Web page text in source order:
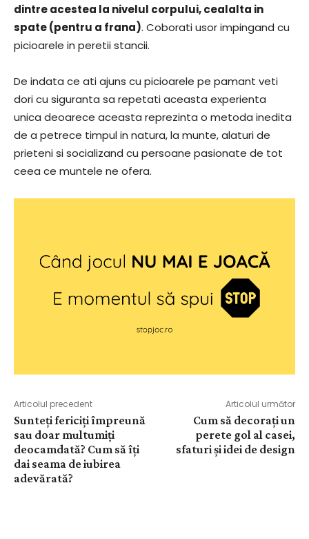
dintre acestea la nivelul corpului, cealalta in
spate (pentru a frana). Coborati usor impingand cu
picioarele in peretii stancii.
De indata ce ati ajuns cu picioarele pe pamant veti
dori cu siguranta sa repetati aceasta experienta
unica deoarece aceasta reprezinta o metoda inedita
de a petrece timpul in natura, la munte, alaturi de
prieteni si socializand cu persoane pasionate de tot
ceea ce muntele ne ofera.
Articolul precedent
Sunteți fericiți împreună
sau doar multumiți
deocamdată? Cum să îți
dai seama de iubirea
adevărată?
Articolul următor
Cum să decorați un
perete gol al casei,
sfaturi și idei de design